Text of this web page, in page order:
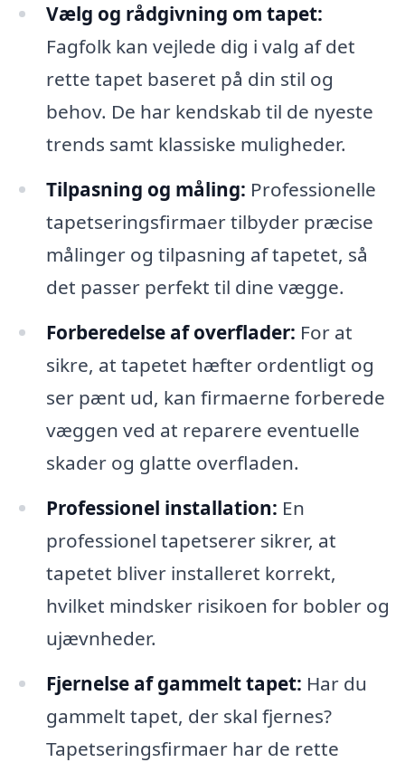
Vælg og rådgivning om tapet:
Fagfolk kan vejlede dig i valg af det
rette tapet baseret på din stil og
behov. De har kendskab til de nyeste
trends samt klassiske muligheder.
Tilpasning og måling: Professionelle
tapetseringsfirmaer tilbyder præcise
målinger og tilpasning af tapetet, så
det passer perfekt til dine vægge.
Forberedelse af overflader: For at
sikre, at tapetet hæfter ordentligt og
ser pænt ud, kan firmaerne forberede
væggen ved at reparere eventuelle
skader og glatte overfladen.
Professionel installation: En
professionel tapetserer sikrer, at
tapetet bliver installeret korrekt,
hvilket mindsker risikoen for bobler og
ujævnheder.
Fjernelse af gammelt tapet: Har du
gammelt tapet, der skal fjernes?
Tapetseringsfirmaer har de rette